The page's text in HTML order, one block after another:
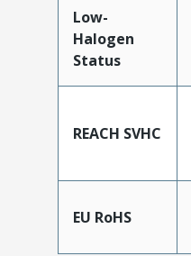
Low-
Halogen
Status
REACH SVHC
EU RoHS